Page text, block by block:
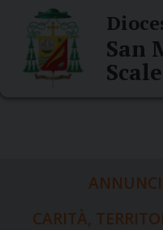
content
San
CARITÀ,